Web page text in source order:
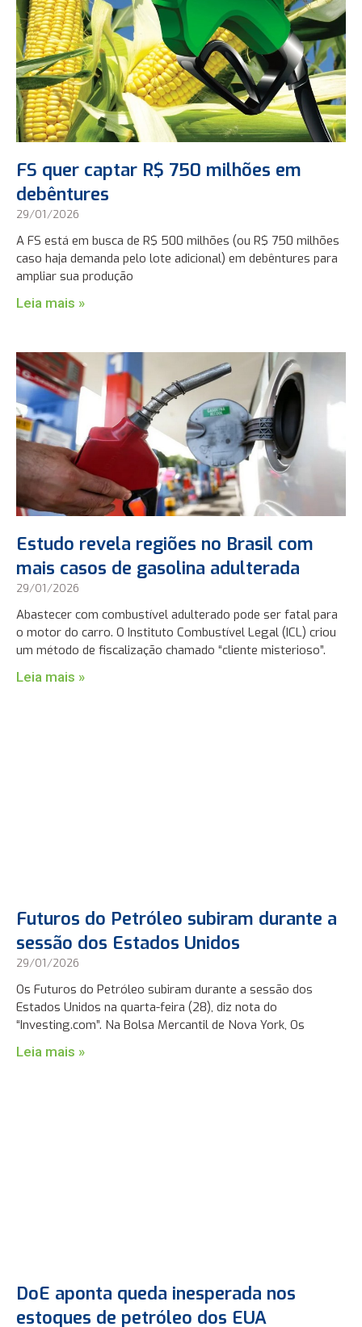
FS quer captar R$ 750 milhões em
debêntures
29/01/2026
A FS está em busca de R$ 500 milhões (ou R$ 750 milhões
caso haja demanda pelo lote adicional) em debêntures para
ampliar sua produção
Leia mais »
Estudo revela regiões no Brasil com
mais casos de gasolina adulterada
29/01/2026
Abastecer com combustível adulterado pode ser fatal para
o motor do carro. O Instituto Combustível Legal (ICL) criou
um método de fiscalização chamado “cliente misterioso”.
Leia mais »
Futuros do Petróleo subiram durante a
sessão dos Estados Unidos
29/01/2026
Os Futuros do Petróleo subiram durante a sessão dos
Estados Unidos na quarta-feira (28), diz nota do
“Investing.com”. Na Bolsa Mercantil de Nova York, Os
Leia mais »
DoE aponta queda inesperada nos
estoques de petróleo dos EUA